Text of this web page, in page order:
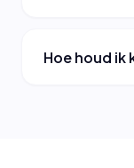
Hoe houd ik